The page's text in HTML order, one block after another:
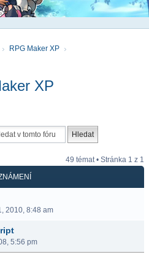
RPG Maker XP
XP
49 témat • Stránka 1 z 1
2010, 8:48 am
5:56 pm